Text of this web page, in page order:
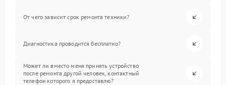
От чего зависит срок ремонта техники?
Диагностика проводится бесплатно?
Может ли вместо меня принять устройство
после ремонта другой человек, контактный
телефон которого я предоставлю?